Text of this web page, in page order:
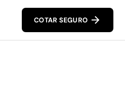
COTAR SEGURO